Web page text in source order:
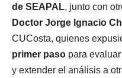
de SEAPAL, junto con
Doctor Jorge Ignacio
CUCosta, quienes
primer paso para
y extender el análisis a